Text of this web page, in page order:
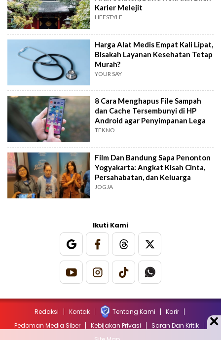
Karier Melejit
LIFESTYLE
Harga Alat Medis Empat Kali Lipat,
Bisakah Layanan Kesehatan Tetap
Murah?
YOUR SAY
8 Cara Menghapus File Sampah
dan Cache Tersembunyi di HP
Android agar Penyimpanan Lega
TEKNO
Film Dan Bandung Sapa Penonton
Yogyakarta: Angkat Kisah Cinta,
Persahabatan, dan Keluarga
JOGJA
Ikuti Kami
Redaksi Kontak Tentang Kami
Karir
Pedoman Media Siber
Kebijakan Privasi
Saran Dan Kritik